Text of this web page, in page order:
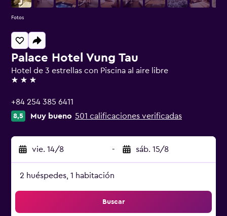
Palace Hotel Vung Tau
Hotel de 3 estrellas con Piscina al aire libre
3 estrellas
+84 254 385 6411
8,5 Muy bueno 501 calificaciones verificadas
vie. 14/8 - sáb. 15/8
2 huéspedes, 1 habitación
Buscar
Fotos